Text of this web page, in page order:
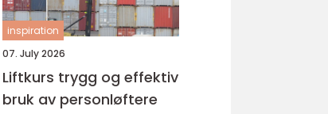
inspiration
07. July 2026
Liftkurs trygg og effektiv
bruk av personløftere